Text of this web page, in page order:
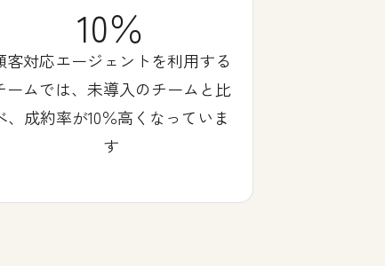
10％
客対応エージェントを利用する
ームでは、未導入のチームと比
、成約率が10％高くなっていま
す